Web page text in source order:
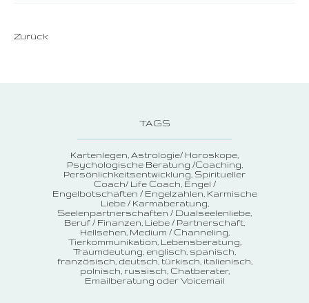
Zurück
TAGS
Kartenlegen Astrologie/ Horoskope
Psychologische Beratung /Coaching
Persönlichkeitsentwicklung Spiritueller
Coach/ Life Coach Engel /
Engelbotschaften / Engelzahlen Karmische
Liebe / Karmaberatung
Seelenpartnerschaften / Dualseelenliebe
Beruf / Finanzen Liebe / Partnerschaft
Hellsehen Medium / Channeling
Tierkommunikation Lebensberatung
Traumdeutung englisch, spanisch,
französisch, deutsch, türkisch, italienisch,
polnisch, russisch Chatberater
Emailberatung oder Voicemail